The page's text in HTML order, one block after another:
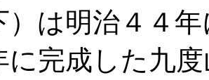
）は明治４４
に完成した九